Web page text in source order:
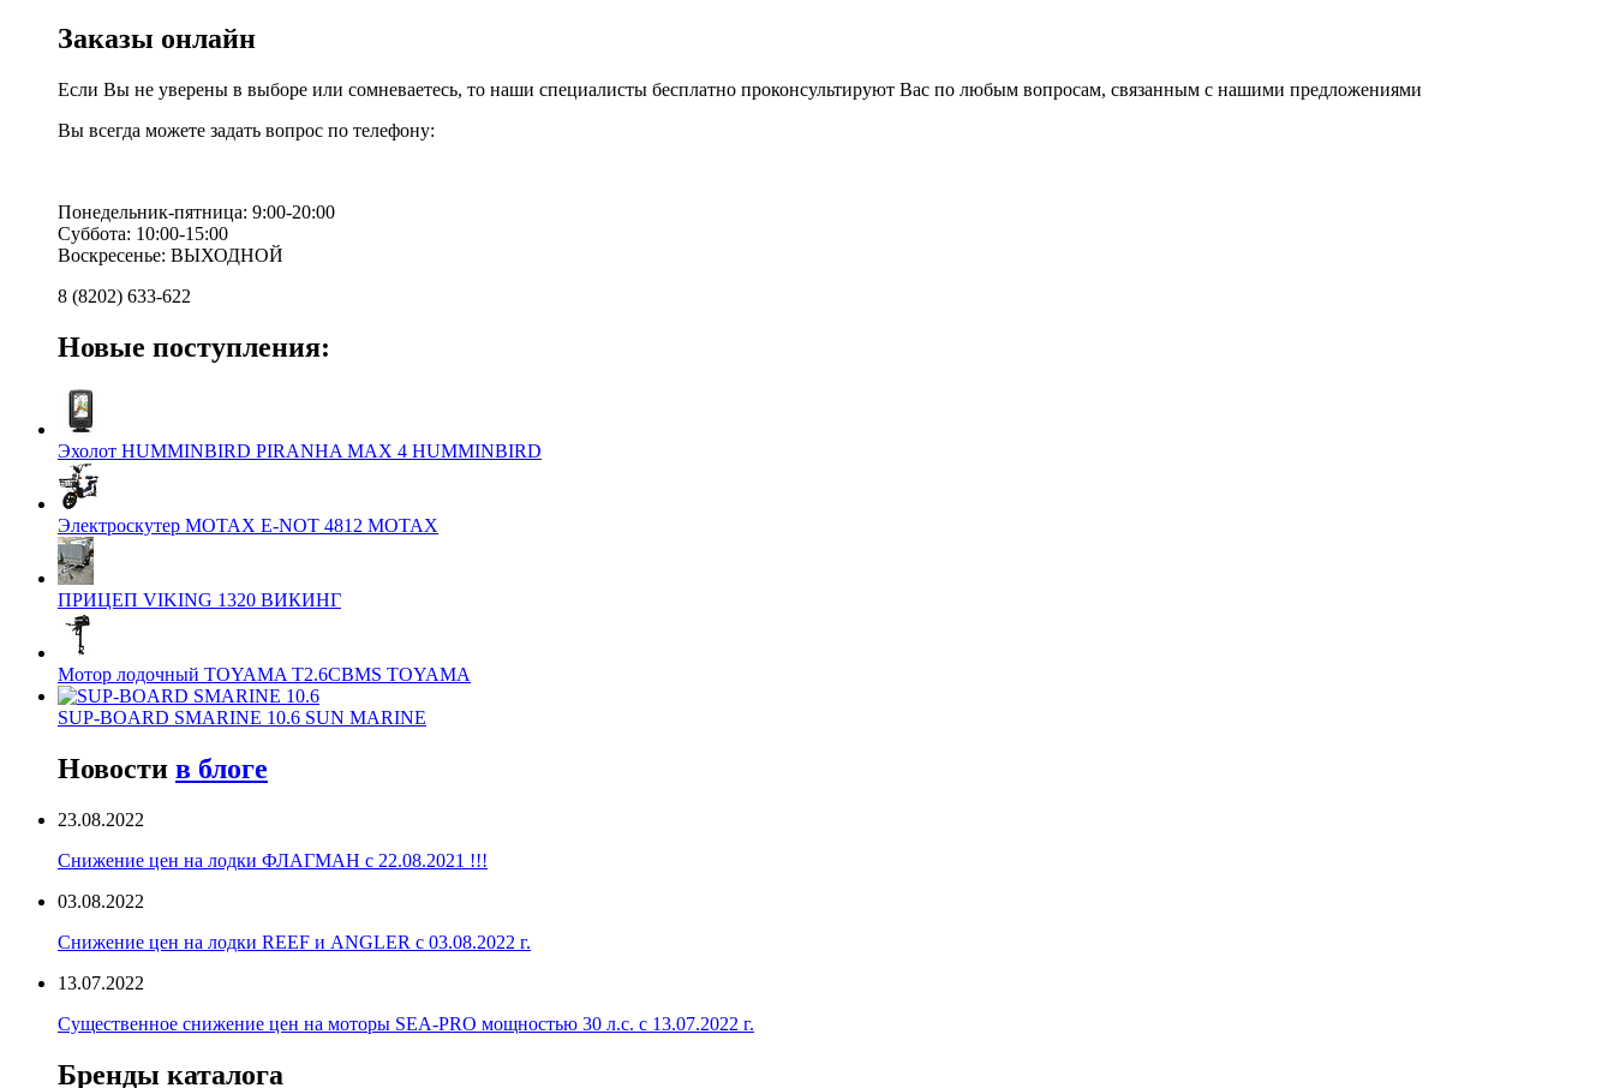
Заказы онлайн
Если Вы не уверены в выборе или сомневаетесь, то наши специалисты бесплатно проконсультируют Вас по любым вопросам, связанным с нашими предложениями
Вы всегда можете задать вопрос по телефону:
Понедельник-пятница: 9:00-20:00
Суббота: 10:00-15:00
Воскресенье: ВЫХОДНОЙ
8 (8202) 633-622
Новые поступления:
Эхолот HUMMINBIRD PIRANHA MAX 4 HUMMINBIRD
Электроскутер MOTAX E-NOT 4812 MOTAX
ПРИЦЕП VIKING 1320 ВИКИНГ
Мотор лодочный TOYAMA T2.6CBMS TOYAMA
SUP-BOARD SMARINE 10.6 SUN MARINE
Новости в блоге
23.08.2022
Снижение цен на лодки ФЛАГМАН с 22.08.2021 !!!
03.08.2022
Снижение цен на лодки REEF и ANGLER с 03.08.2022 г.
13.07.2022
Существенное снижение цен на моторы SEA-PRO мощностью 30 л.с. с 13.07.2022 г.
Бренды каталога